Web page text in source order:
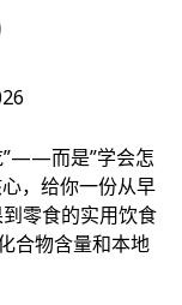
”——而是”学会怎
，给你一份从早
零食的实用饮食
合物含量和本地